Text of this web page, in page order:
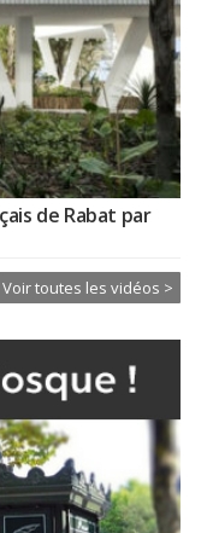
de Rabat par
Voir toutes les vidéos >